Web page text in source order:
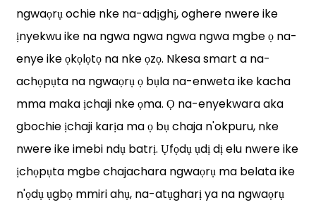
ngwaọrụ ochie nke na-adịghị, oghere nwere ike
ịnyekwu ike na ngwa ngwa ngwa ngwa mgbe ọ na-
enye ike ọkọlọtọ na nke ọzọ. Nkesa smart a na-
achọpụta na ngwaọrụ ọ bụla na-enweta ike kacha
mma maka ịchaji nke ọma. Ọ na-enyekwara aka
gbochie ịchaji karịa ma ọ bụ chaja n'okpuru, nke
nwere ike imebi ndụ batrị. Ụfọdụ ụdị dị elu nwere ike
ịchọpụta mgbe chajachara ngwaọrụ ma belata ike
n'ọdụ ụgbọ mmiri ahụ, na-atụgharị ya na ngwaọrụ